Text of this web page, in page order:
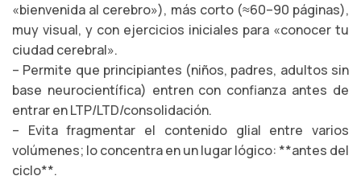
«bienvenida al cerebro»), más corto (≈60–90 páginas),
muy visual, y con ejercicios iniciales para «conocer tu
ciudad cerebral».
– Permite que principiantes (niños, padres, adultos sin
base neurocientífica) entren con confianza antes de
entrar en LTP/LTD/consolidación.
– Evita fragmentar el contenido glial entre varios
volúmenes; lo concentra en un lugar lógico: **antes del
ciclo**.